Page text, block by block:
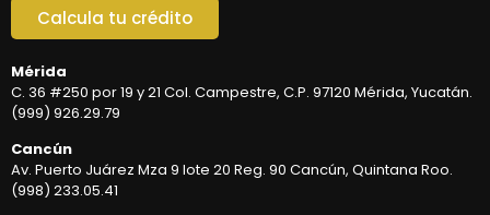
Calcula tu crédito
Mérida
C. 36 #250 por 19 y 21 Col. Campestre, C.P. 97120 Mérida, Yucatán.
(999) 926.29.79
Cancún
Av. Puerto Juárez Mza 9 lote 20 Reg. 90 Cancún, Quintana Roo.
(998) 233.05.41